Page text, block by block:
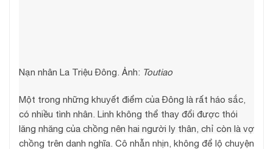
Nạn nhân La Triệu Đông. Ảnh: Toutiao
Một trong những khuyết điểm của Đông là rất háo sắc,
có nhiều tình nhân. Linh không thể thay đổi được thói
lăng nhăng của chồng nên hai người ly thân, chỉ còn là vợ
chồng trên danh nghĩa. Cô nhẫn nhịn, không để lộ chuyện